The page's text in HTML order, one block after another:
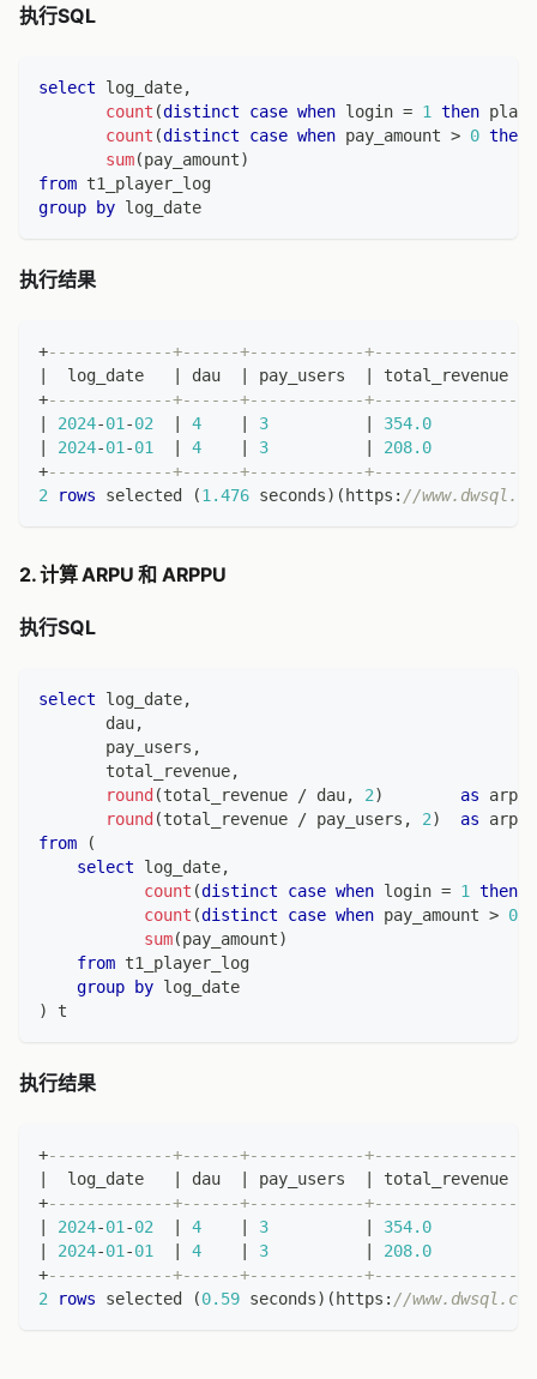
执行SQL
select log_date,
count (distinct case when login = 1 then
count (distinct case when pay_amount > 0 then
sum(pay_amount)
from t1_player_log
group
by log_date
执行结果
+-------------+------+------------+----------------+
  log_date
dau pay_users total_revenue
+-------------+------+------------+----------------+
2024-01 -02 4 3 354.0
2024-01 -01 4 3 208.0
+-------------+------+------------+----------------+
2
rows selected (1.476 seconds) ( https: //
2. 计算 ARPU 和 ARPPU
执行SQL
select log_date,
       dau
,
       pay_users
,
       total_revenue
,
round (total_revenue / dau, 2) as arpu
round (total_revenue / pay_users , 2) as arppu
from
(
select log_date,
count (distinct case when login = 1 then
count (distinct case when pay_amount > 0
sum(pay_amount)
from t1_player_log
group
by log_date
)
t
执行结果
+-------------+------+------------+----------------
  log_date
dau pay_users total_revenue
+-------------+------+------------+----------------
2024-01 -02 4 3 354.0
2024-01 -01 4 3 208.0
+-------------+------+------------+----------------
2
rows selected (0.59 seconds) ( https: //